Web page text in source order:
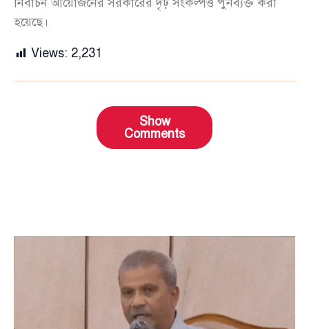
নির্বাচন আয়োজনের সরকারের দৃঢ় সংকল্পও পুনর্ব্যক্ত করা
হয়েছে।
Views: 2,231
Show
Comments